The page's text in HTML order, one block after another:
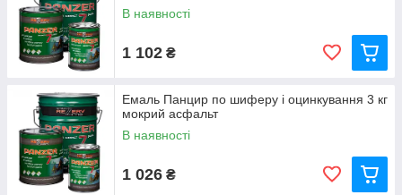
В наявності
1 102 ₴
Емаль Панцир по шиферу і оцинкування 3 кг
мокрий асфальт
В наявності
1 026 ₴